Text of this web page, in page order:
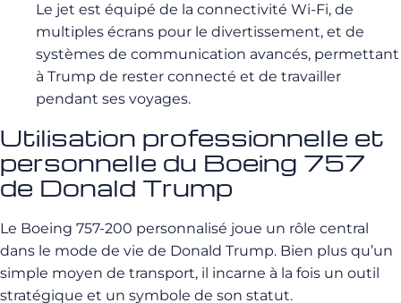
Le jet est équipé de la connectivité Wi-Fi, de
multiples écrans pour le divertissement, et de
systèmes de communication avancés, permettant
à Trump de rester connecté et de travailler
pendant ses voyages.
Utilisation professionnelle et
personnelle du Boeing 757
de Donald Trump
Le Boeing 757-200 personnalisé joue un rôle central
dans le mode de vie de Donald Trump. Bien plus qu’un
simple moyen de transport, il incarne à la fois un outil
stratégique et un symbole de son statut.